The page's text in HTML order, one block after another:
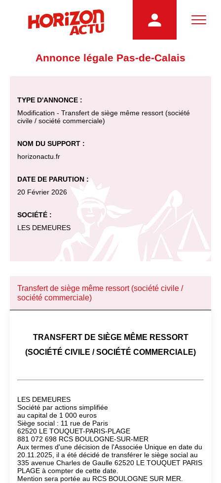
Annonce légale Pas-de-Calais
TYPE D'ANNONCE :
Modification - Transfert de siège même ressort (société
civile / société commerciale)
NOM DU SUPPORT :
horizonactu.fr
DATE DE PARUTION :
20 Février 2026
SOCIÉTÉ :
LES DEMEURES
Transfert de siège même ressort (société civile /
société commerciale)
TRANSFERT DE SIÈGE MÊME RESSORT
(SOCIÉTÉ CIVILE / SOCIÉTÉ COMMERCIALE)
LES DEMEURES
Société par actions simplifiée
au capital de 1 000 euros
Siège social : 11 rue de Paris
62520 LE TOUQUET-PARIS-PLAGE
881 072 698 RCS BOULOGNE-SUR-MER
Aux termes d'une décision de l'Associée Unique en date du
20.11.2025, il a été décidé de transférer le siège social au
335 avenue Charles de Gaulle 62520 LE TOUQUET PARIS
PLAGE à compter de cette date.
Mention sera portée au RCS BOULOGNE SUR MER.